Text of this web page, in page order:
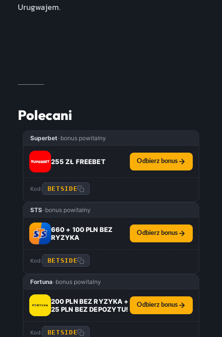
Urugwajem.
Polecani
Superbet–bonus powitalny
255 ZŁ FREEBET Odbierz bonus
Kod: BETSIDE
STS–bonus powitalny
660 + 100 PLN BEZ
RYZYKA
Odbierz bonus
Kod: BETSIDE
Fortuna–bonus powitalny
200 PLN BEZ RYZYKA +
25 PLN BEZ DEPOZYTU!
Odbierz bonus
Kod: BETSIDE